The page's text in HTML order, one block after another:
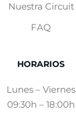
Nuestra Circuit
FAQ
HORARIOS
Lunes – Viernes
09:30h – 18:00h